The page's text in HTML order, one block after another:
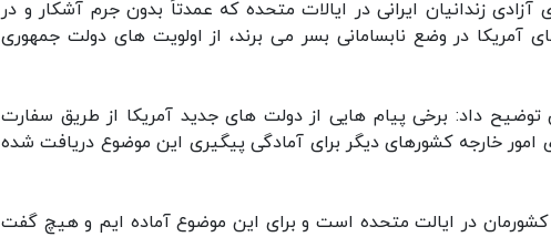
آزادی زندانیان ایرانی در ایالات متحده که عمدتاً بدون جرم آشکار و در
آمریکا در وضع نابسامانی بسر می برند، از اولویت های دولت جمهوری
توضیح داد: برخی پیام هایی از دولت های جدید آمریکا از طریق سفارت
امور خارجه کشورهای دیگر برای آمادگی پیگیری این موضوع دریافت شده
کشورمان در ایالت متحده است و برای این موضوع آماده ایم و هیچ گفت